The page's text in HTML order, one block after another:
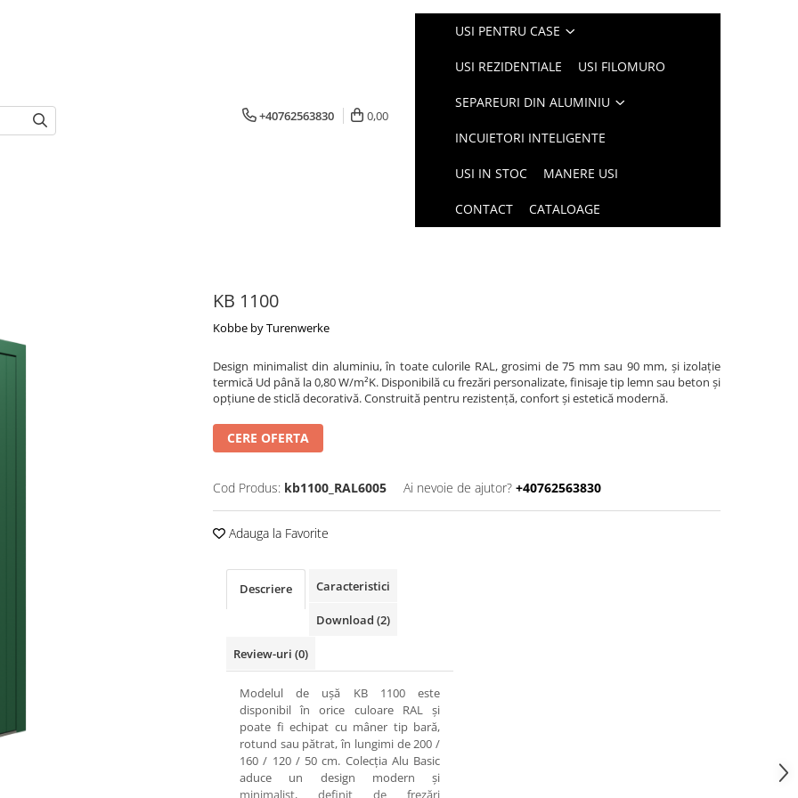
+40762563830 0,00
USI PENTRU CASE
USI REZIDENTIALE USI FILOMURO
SEPAREURI DIN ALUMINIU
INCUIETORI INTELIGENTE
USI IN STOC MANERE USI
CONTACT CATALOAGE
KB 1100
Kobbe by Turenwerke
Design minimalist din aluminiu, în toate culorile RAL, grosimi de 75 mm sau 90 mm, și izolație
termică Ud până la 0,80 W/m²K. Disponibilă cu frezări personalizate, finisaje tip lemn sau beton și
opțiune de sticlă decorativă. Construită pentru rezistență, confort și estetică modernă.
CERE OFERTA
Cod Produs: kb1100_RAL6005 Ai nevoie de ajutor? +40762563830
Adauga la Favorite
Descriere Caracteristici
Download (2)
Review-uri (0)
Modelul de ușă KB 1100 este
disponibil în orice culoare RAL și
poate fi echipat cu mâner tip bară,
rotund sau pătrat, în lungimi de 200 /
160 / 120 / 50 cm. Colecția Alu Basic
aduce un design modern și
minimalist, definit de frezări